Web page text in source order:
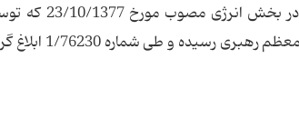
این در حالی بود